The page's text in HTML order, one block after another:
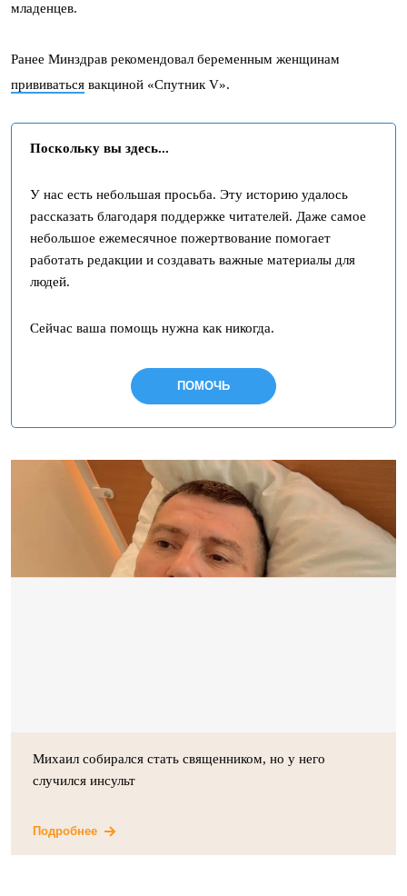
младенцев.
Ранее Минздрав рекомендовал беременным женщинам
прививаться вакциной «Спутник V».
Поскольку вы здесь...
У нас есть небольшая просьба. Эту историю удалось
рассказать благодаря поддержке читателей. Даже самое
небольшое ежемесячное пожертвование помогает
работать редакции и создавать важные материалы для
людей.
Сейчас ваша помощь нужна как никогда.
ПОМОЧЬ
Михаил собирался стать священником, но у него
случился инсульт
Подробнее